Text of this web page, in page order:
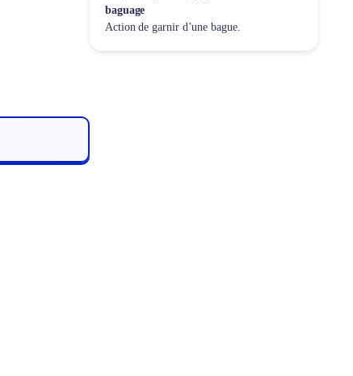
baguage
Action de garnir d’une bague.